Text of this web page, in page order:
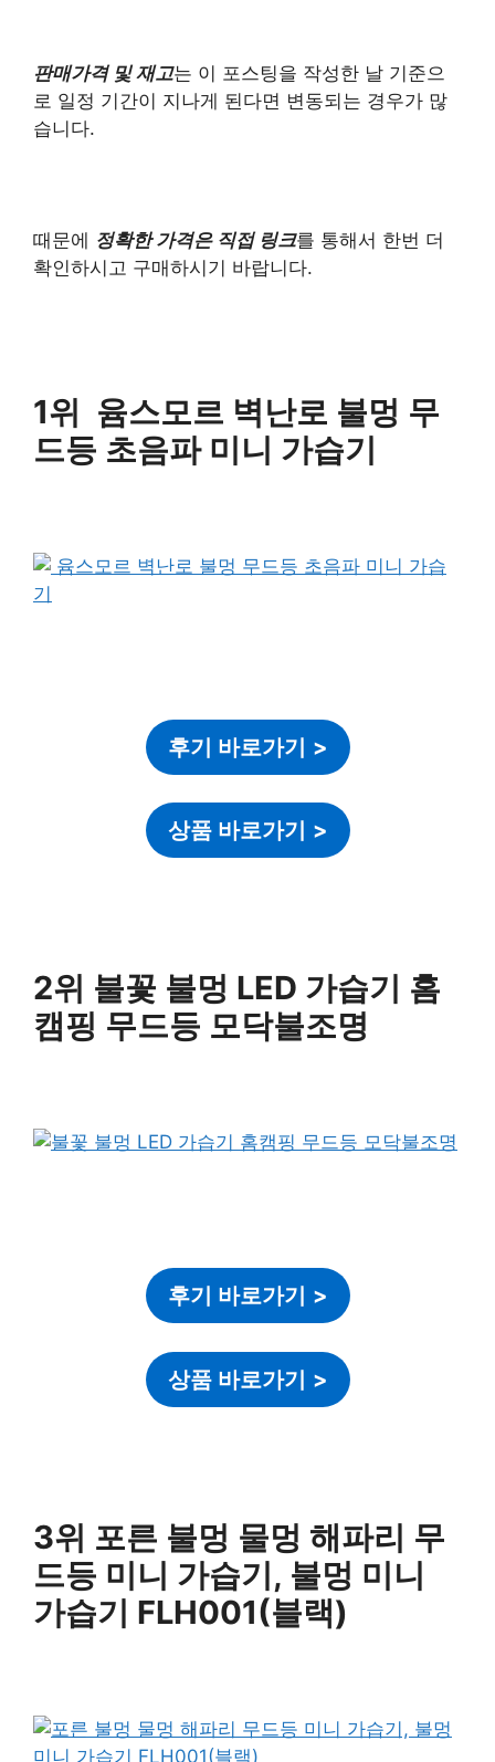
판매가격 및 재고는 이 포스팅을 작성한 날 기준으
로 일정 기간이 지나게 된다면 변동되는 경우가 많
습니다.
때문에 정확한 가격은 직접 링크를 통해서 한번 더
확인하시고 구매하시기 바랍니다.
1위 윰스모르 벽난로 불멍 무
드등 초음파 미니 가습기
후기 바로가기 >
상품 바로가기 >
2위 불꽃 불멍 LED 가습기 홈
캠핑 무드등 모닥불조명
후기 바로가기 >
상품 바로가기 >
3위 포른 불멍 물멍 해파리 무
드등 미니 가습기, 불멍 미니
가습기 FLH001(블랙)